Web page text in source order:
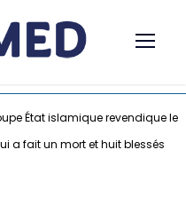
État islamique revendique le
a fait un mort et huit blessés